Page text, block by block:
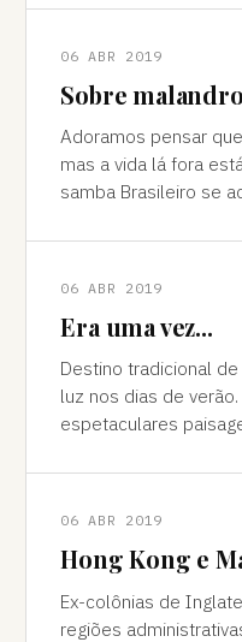
06 ABR 2019
Sobre
Adoramos pensar
mas a vida lá fora
samba Brasileiro se acha muito malandro, mas
06 ABR 2019
Era uma vez...
Destino tradicional de
luz nos dias de
espetaculares
06 ABR 2019
Hong Kong e
Ex-colônias de
regiões